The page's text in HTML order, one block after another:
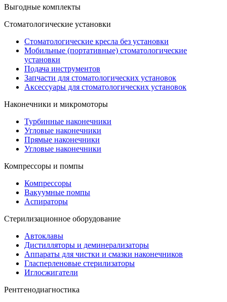
Выгодные комплекты
Стоматологические установки
Стоматологические кресла без установки
Мобильные (портативные) стоматологические
установки
Подача инструментов
Запчасти для стоматологических установок
Аксессуары для стоматологических установок
Наконечники и микромоторы
Турбинные наконечники
Угловые наконечники
Прямые наконечники
Угловые наконечники
Компрессоры и помпы
Компрессоры
Вакуумные помпы
Аспираторы
Стерилизационное оборудование
Автоклавы
Дистилляторы и деминерализаторы
Аппараты для чистки и смазки наконечников
Гласперленовые стерилизаторы
Иглосжигатели
Рентгенодиагностика